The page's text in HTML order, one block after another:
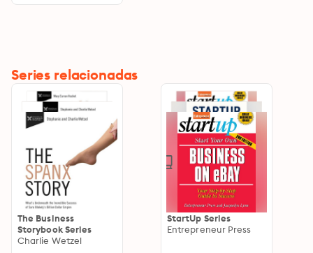
Series relacionadas
The Business
Storybook Series
Charlie Wetzel
StartUp Series
Entrepreneur Press